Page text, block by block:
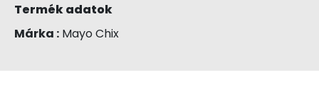
Termék adatok
Márka : Mayo Chix